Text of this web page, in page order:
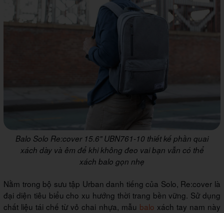
Balo Solo Re:cover 15.6" UBN761-10 thiết kế phần quai
xách dày và êm để khi không đeo vai bạn vẫn có thể
xách balo gọn nhẹ
Nằm trong bộ sưu tập Urban danh tiếng của Solo, Re:cover là
đại diện tiêu biểu cho xu hướng thời trang bền vững. Sử dụng
chất liệu tái chế từ vỏ chai nhựa, mẫu balo xách tay nam này